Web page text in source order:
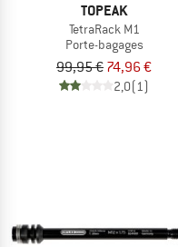
TOPEAK
TetraRack M1
Porte-bagages
99,95 € 74,96 €
2,0(1)